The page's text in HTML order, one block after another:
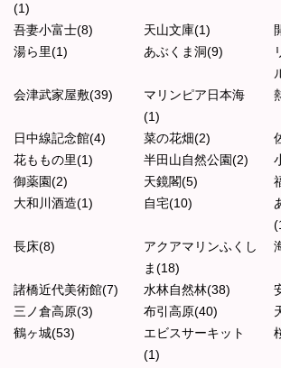
(1)
吾妻小富士(8) 天山文庫(1)
湯ら里(1)
あぶくま洞(9)
会津武家屋敷(39)
マリンピア日本海
(1)
日中線記念館(4) 菜の花畑(2)
花ももの里(1)
半田山自然公園(2)
御薬園(2)
天鏡閣(5)
大和川酒造(1)
自宅(10)
長床(8)
アクアマリンふくし
ま(18)
諸橋近代美術館(7) 水林自然林(38)
三ノ倉高原(3)
布引高原(40)
鶴ヶ城(53)
エビスサーキット
(1)